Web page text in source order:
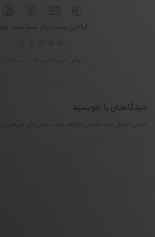
آیا این پست برای شما مفید بود؟
دیدگاهتان را بنویسید